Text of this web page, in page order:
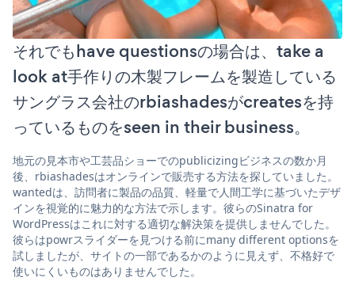
それでもhave questionsの場合は、take a
look at手作りの木製フレームを製造している
サングラス会社のrbiashadesがcreatesを持
っているものをseen in their business。
地元の見本市や工芸品ショーでのpublicizingビジネスの数か月
後、rbiashadesはオンラインで販売する方法を探していました。
wantedは、訪問者に製品の品質、軽量で人間工学に基づいたデザ
インを視覚的に魅力的な方法で示します。彼らのSinatra for
WordPressはこれに対する適切な解決策を提供しませんでした。
彼らはpowrスライダーを見つける前にmany different optionsを
試しましたが、サイトの一部であるかのように見えず、不格好で
使いにくいものはありませんでした。